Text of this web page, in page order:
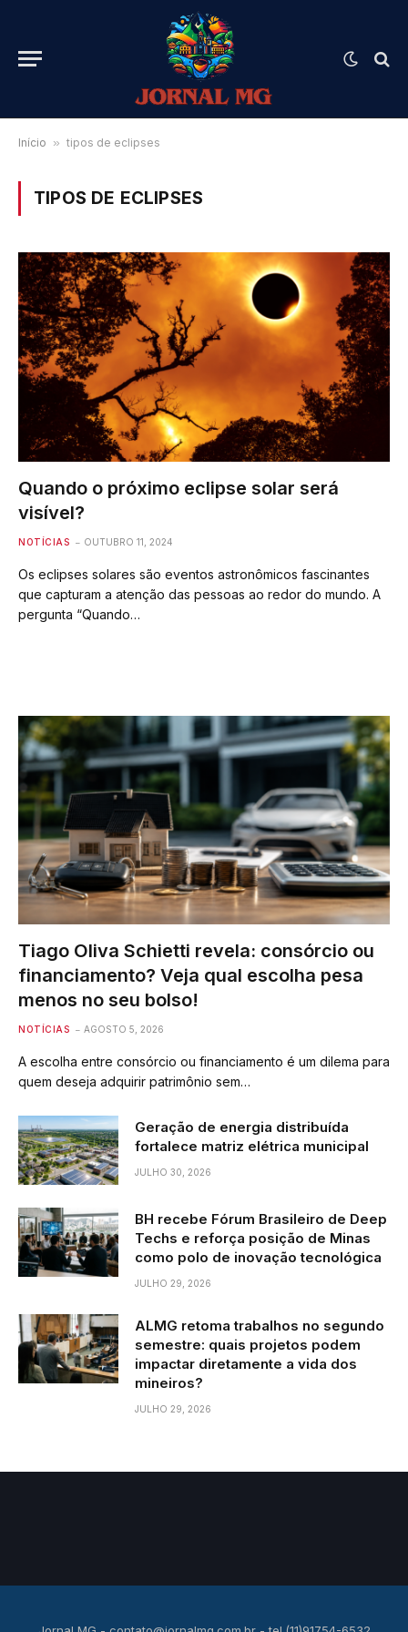
Início » tipos de eclipses
TIPOS DE ECLIPSES
Quando o próximo eclipse solar será
visível?
NOTÍCIAS OUTUBRO 11, 2024
Os eclipses solares são eventos astronômicos fascinantes
que capturam a atenção das pessoas ao redor do mundo. A
pergunta “Quando…
Tiago Oliva Schietti revela: consórcio ou
financiamento? Veja qual escolha pesa
menos no seu bolso!
NOTÍCIAS AGOSTO 5, 2026
A escolha entre consórcio ou financiamento é um dilema para
quem deseja adquirir patrimônio sem…
Geração de energia distribuída
fortalece matriz elétrica municipal
JULHO 30, 2026
BH recebe Fórum Brasileiro de Deep
Techs e reforça posição de Minas
como polo de inovação tecnológica
JULHO 29, 2026
ALMG retoma trabalhos no segundo
semestre: quais projetos podem
impactar diretamente a vida dos
mineiros?
JULHO 29, 2026